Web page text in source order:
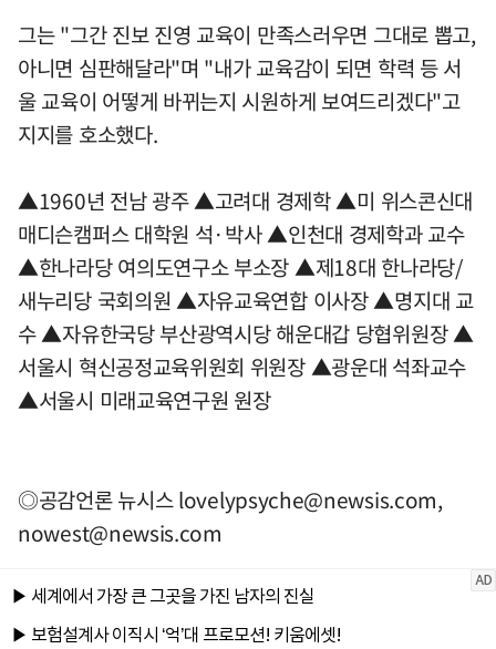
그는 "그간 진보 진영 교육이 만족스러우면 그대로 뽑고,
아니면 심판해달라"며 "내가 교육감이 되면 학력 등 서
울 교육이 어떻게 바뀌는지 시원하게 보여드리겠다"고
지지를 호소했다.
▲1960년 전남 광주 ▲고려대 경제학 ▲미 위스콘신대
매디슨캠퍼스 대학원 석·박사 ▲인천대 경제학과 교수
▲한나라당 여의도연구소 부소장 ▲제18대 한나라당/
새누리당 국회의원 ▲자유교육연합 이사장 ▲명지대 교
수 ▲자유한국당 부산광역시당 해운대갑 당협위원장 ▲
서울시 혁신공정교육위원회 위원장 ▲광운대 석좌교수
▲서울시 미래교육연구원 원장
◎공감언론 뉴시스lovelypsyche@newsis.com,
nowest@newsis.com